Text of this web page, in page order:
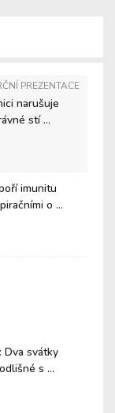
PREZENTACE
narušuje
stí ...
imunitu
o ...
Dva svátky
s ...